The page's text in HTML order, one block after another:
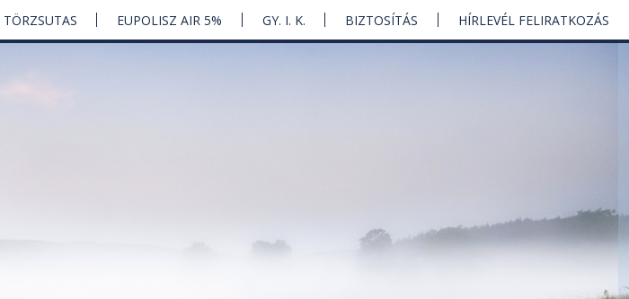
TÖRZSUTAS EUPOLISZ AIR 5% GY. I. K. BIZTOSÍTÁS HÍRLEVÉL FELIRATKOZÁS